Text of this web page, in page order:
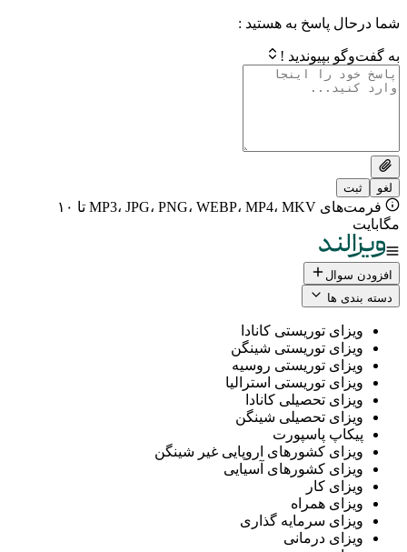
پاسخ به هستید :
!
فرمت‌های MP3، JPG، PNG، WEBP، MP4، MKV تا ۱۰
ها
توریستی کانادا
توریستی شینگن
توریستی روسیه
توریستی استرالیا
تحصیلی کانادا
تحصیلی شینگن
پاسپورت
کشورهای اروپایی غیر شینگن
کشورهای آسیایی
کار
همراه
سرمایه گذاری
درمانی